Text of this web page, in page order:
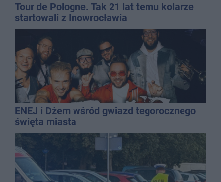
Tour de Pologne. Tak 21 lat temu kolarze
startowali z Inowrocławia
ENEJ i Dżem wśród gwiazd tegorocznego
święta miasta